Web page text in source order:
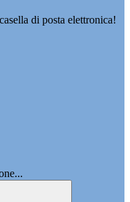
di posta elettronica!